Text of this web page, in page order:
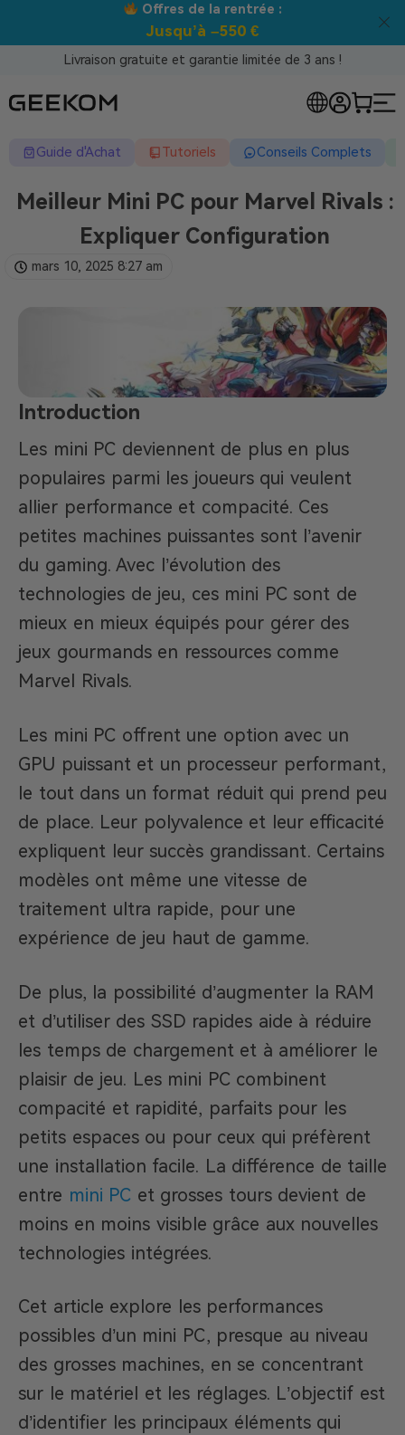
Meilleur prix garanti tous canaux !
Livraison gratuite et garantie limitée de 3 ans !
Guide d'Achat Tutoriels Conseils Complets
Meilleur Mini PC pour Marvel Rivals :
Expliquer Configuration
mars 10, 2025 8:27 am
Introduction
Les mini PC deviennent de plus en plus
populaires parmi les joueurs qui veulent
allier performance et compacité. Ces
petites machines puissantes sont l’avenir
du gaming. Avec l’évolution des
technologies de jeu, ces mini PC sont de
mieux en mieux équipés pour gérer des
jeux gourmands en ressources comme
Marvel Rivals.
Les mini PC offrent une option avec un
GPU puissant et un processeur performant,
le tout dans un format réduit qui prend peu
de place. Leur polyvalence et leur efficacité
expliquent leur succès grandissant. Certains
modèles ont même une vitesse de
traitement ultra rapide, pour une
expérience de jeu haut de gamme.
De plus, la possibilité d’augmenter la RAM
et d’utiliser des SSD rapides aide à réduire
les temps de chargement et à améliorer le
plaisir de jeu. Les mini PC combinent
compacité et rapidité, parfaits pour les
petits espaces ou pour ceux qui préfèrent
une installation facile. La différence de taille
entre mini PC et grosses tours devient de
moins en moins visible grâce aux nouvelles
technologies intégrées.
Cet article explore les performances
possibles d’un mini PC, presque au niveau
des grosses machines, en se concentrant
sur le matériel et les réglages. L’objectif est
d’identifier les principaux éléments qui